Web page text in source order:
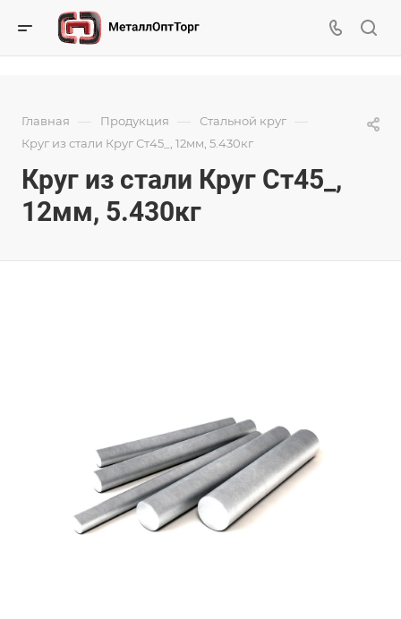
Главная — Продукция — Стальной круг —
Круг из стали Круг Ст45_, 12мм, 5.430кг
Круг из стали Круг Ст45_,
12мм, 5.430кг